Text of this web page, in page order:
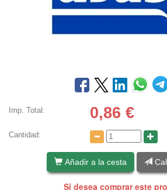
Imp. Total: 0,86 €
Cantidad:
Añadir a la cesta
Si desea comprar este